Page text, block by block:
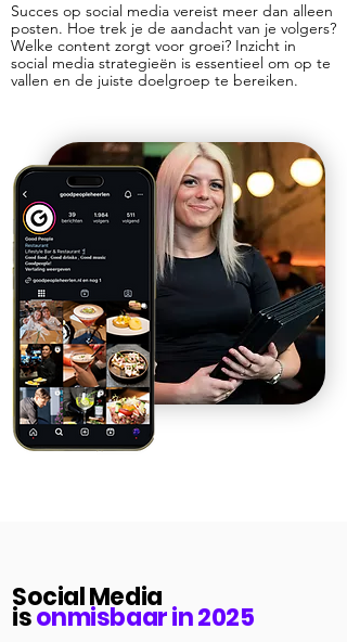
Succes op social media vereist meer dan alleen
posten. Hoe trek je de aandacht van je volgers?
Welke content zorgt voor groei? Inzicht in
social media strategieën is essentieel om op te
vallen en de juiste doelgroep te bereiken.
Social Media
isonmisbaar in 2025